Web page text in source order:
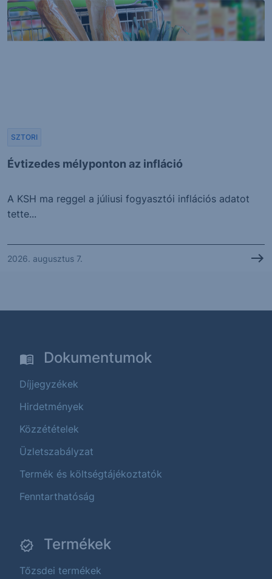
Évtizedes mélyponton az infláció
SZTORI
A KSH ma reggel a júliusi fogyasztói inflációs adatot
tette...
2026. augusztus 7.
Dokumentumok
Díjjegyzékek
Hirdetmények
Közzétételek
Üzletszabályzat
Termék és költségtájékoztatók
Fenntarthatóság
Termékek
Tőzsdei termékek